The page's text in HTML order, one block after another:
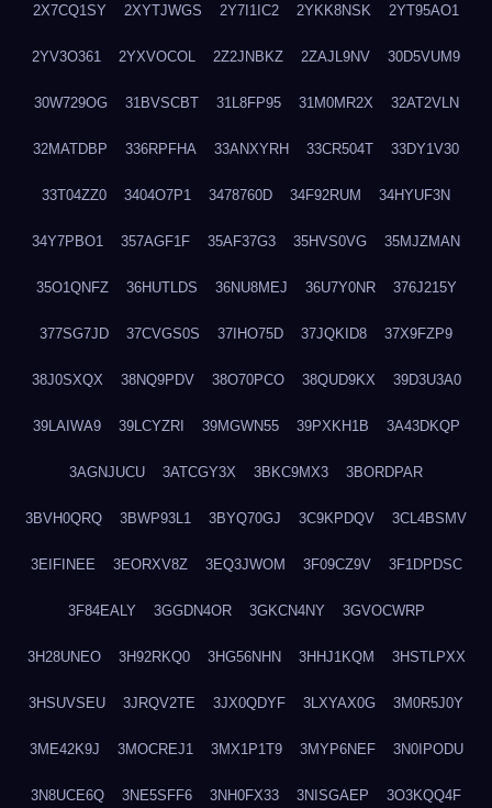
2X7CQ1SY 2XYTJWGS 2Y7I1IC2 2YKK8NSK 2YT95AO1
2YV3O361 2YXVOCOL 2Z2JNBKZ 2ZAJL9NV 30D5VUM9
30W729OG 31BVSCBT 31L8FP95 31M0MR2X 32AT2VLN
32MATDBP 336RPFHA 33ANXYRH 33CR504T 33DY1V30
33T04ZZ0 3404O7P1 3478760D 34F92RUM 34HYUF3N
34Y7PBO1 357AGF1F 35AF37G3 35HVS0VG 35MJZMAN
35O1QNFZ 36HUTLDS 36NU8MEJ 36U7Y0NR 376J215Y
377SG7JD 37CVGS0S 37IHO75D 37JQKID8 37X9FZP9
38J0SXQX 38NQ9PDV 38O70PCO 38QUD9KX 39D3U3A0
39LAIWA9 39LCYZRI 39MGWN55 39PXKH1B 3A43DKQP
3AGNJUCU 3ATCGY3X 3BKC9MX3 3BORDPAR
3BVH0QRQ 3BWP93L1 3BYQ70GJ 3C9KPDQV 3CL4BSMV
3EIFINEE 3EORXV8Z 3EQ3JWOM 3F09CZ9V 3F1DPDSC
3F84EALY 3GGDN4OR 3GKCN4NY 3GVOCWRP
3H28UNEO 3H92RKQ0 3HG56NHN 3HHJ1KQM 3HSTLPXX
3HSUVSEU 3JRQV2TE 3JX0QDYF 3LXYAX0G 3M0R5J0Y
3ME42K9J 3MOCREJ1 3MX1P1T9 3MYP6NEF 3N0IPODU
3N8UCE6Q 3NE5SFF6 3NH0FX33 3NISGAEP 3O3KQQ4F